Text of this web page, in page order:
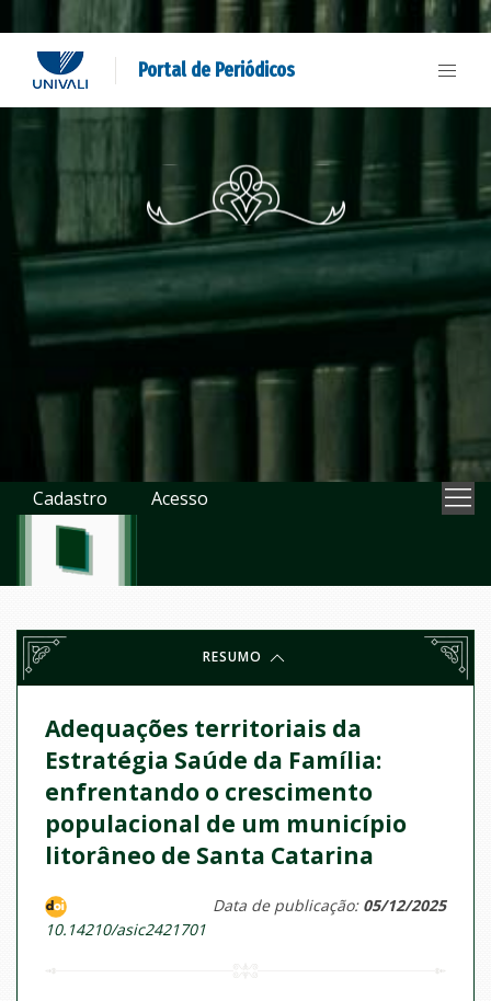
Portal de Periódicos
Cadastro Acesso
RESUMO
Adequações territoriais da
Estratégia Saúde da Família:
enfrentando o crescimento
populacional de um município
litorâneo de Santa Catarina
10.14210/asic2421701
Data de publicação: 05/12/2025